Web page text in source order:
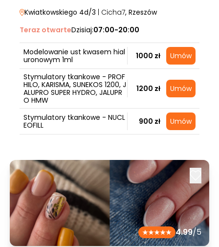
Kwiatkowskiego 4d/3 | Cicha7, Rzeszów
Teraz otwarteDzisiaj:07:00-20:00
Modelowanie ust kwasem hial
uronowym 1ml
1000 zł Umów
Stymulatory tkankowe - PROF
HILO, KARISMA, SUNEKOS 1200, J
ALUPRO SUPER HYDRO, JALUPR
O HMW
1200 zł Umów
Stymulatory tkankowe - NUCL
EOFILL
900 zł Umów
4.99/5